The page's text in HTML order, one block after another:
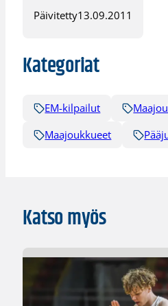
Päivitetty13.09.2011
Kategoriat
EM-kilpailut
Maajoukkueet
Katso myös